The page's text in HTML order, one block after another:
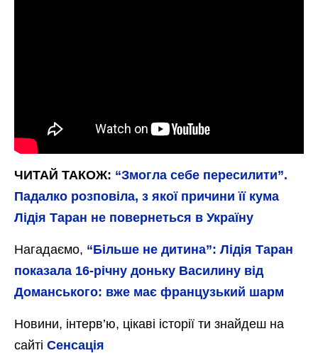
ЧИТАЙ ТАКОЖ: “Змогла себе пересилити”.
Падалко розповіла, з якої причини її кума
Лідія Таран не повернеться в Україну
Нагадаємо, “Більше не дитина”: Лідія Таран
показала 16-річну доньку Василину від
Доманського: вже має французький шарм
Новини, інтерв’ю, цікаві історії ти знайдеш на
сайті Сенсація